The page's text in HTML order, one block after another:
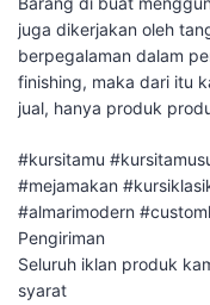
juga dikerjakan oleh
berpegalaman dalam
finishing, maka dari itu
jual, hanya produk
#kursitamu
#mejamakan
#almarimodern
Pengiriman
Seluruh iklan produk
syarat